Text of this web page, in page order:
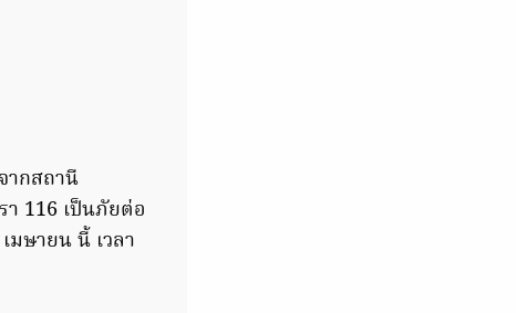
ากสถานี
116 เป็นภัยต่อ
มษายน นี้ เวลา